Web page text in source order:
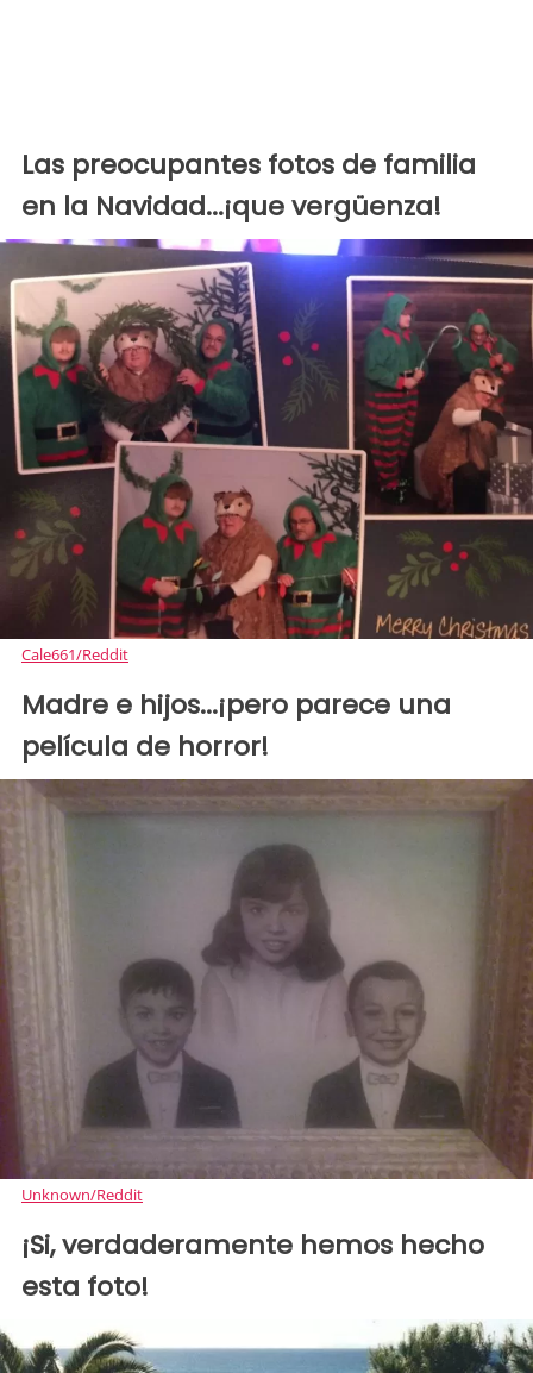
Las preocupantes fotos de familia
en la Navidad...¡que vergüenza!
Cale661/Reddit
Madre e hijos...¡pero parece una
película de horror!
Unknown/Reddit
¡Si, verdaderamente hemos hecho
esta foto!